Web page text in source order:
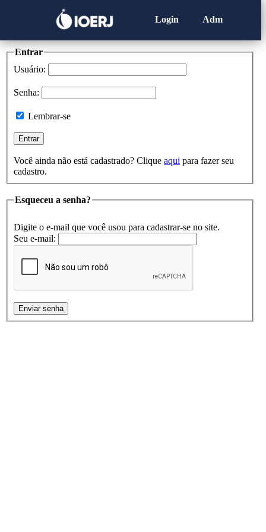
Login Adm
Entrar
Usuário:
Senha:
Lembrar-se
Você ainda não está cadastrado? Clique aqui para fazer seu
cadastro.
Esqueceu a senha?
Digite o e-mail que você usou para cadastrar-se no site.
Seu e-mail: